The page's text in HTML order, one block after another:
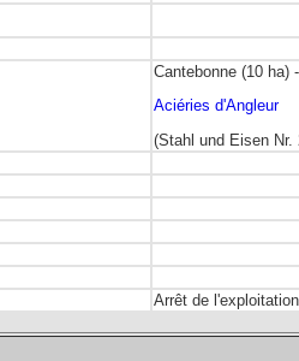
Cantebonne (10 ha)
Aciéries d'Angleur
(Stahl und Eisen Nr.
Arrêt de l'exploitation